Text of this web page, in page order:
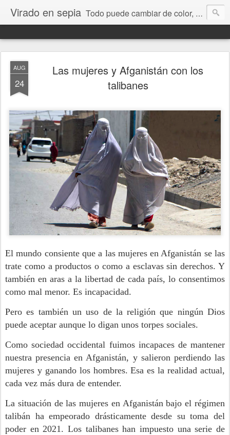
Virado en sepia Todo puede cambiar de color, depende de nosotros y de nuestra capacidad para aprender a mirar. Hablamos de sociedad, economía, empresa, política, RRHH, formación. De Historia reciente, de educación y de temas sociales.
AUG
24
Las mujeres y Afganistán con los
talibanes
El mundo consiente que a las mujeres en Afganistán se las
trate como a productos o como a esclavas sin derechos. Y
también en aras a la libertad de cada país, lo consentimos
como mal menor. Es incapacidad.
Pero es también un uso de la religión que ningún Dios
puede aceptar aunque lo digan unos torpes sociales.
Como sociedad occidental fuimos incapaces de mantener
nuestra presencia en Afganistán, y salieron perdiendo las
mujeres y ganando los hombres. Esa es la realidad actual,
cada vez más dura de entender.
La situación de las mujeres en Afganistán bajo el régimen
talibán ha empeorado drásticamente desde su toma del
poder en 2021. Los talibanes han impuesto una serie de